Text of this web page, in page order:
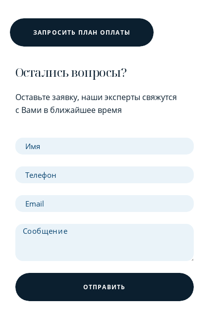
ЗАПРОСИТЬ ПЛАН ОПЛАТЫ
Остались вопросы?
Оставьте заявку, наши эксперты свяжутся
с Вами в ближайшее время
ОТПРАВИТЬ